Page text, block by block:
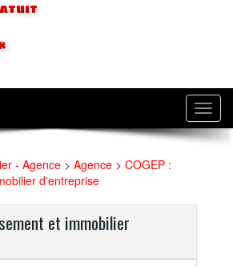
- Agence > Agence > COGEP :
d'entreprise
et immobilier